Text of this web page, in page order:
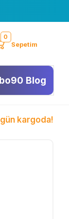
0
Sepetim
Blog
kargoda!